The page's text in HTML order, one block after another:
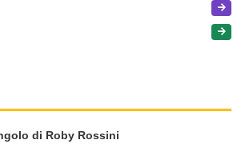
di Roby Rossini